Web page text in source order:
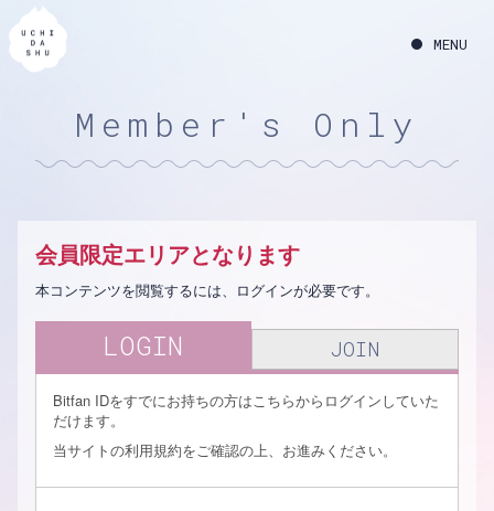
Member's Only
会員限定エリアとなります
本コンテンツを閲覧するには、ログインが必要です。
LOGIN JOIN
Bitfan IDをすでにお持ちの方はこちらからログインしていた
だけます。
当サイトの利用規約をご確認の上、お進みください。